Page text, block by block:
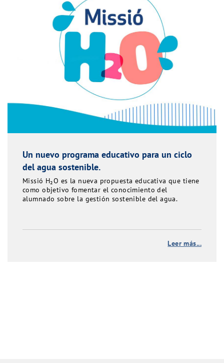
Un nuevo programa educativo para un ciclo
del agua sostenible.
Missió H₂O es la nueva propuesta educativa que tiene
como objetivo fomentar el conocimiento del
alumnado sobre la gestión sostenible del agua.
Leer más...